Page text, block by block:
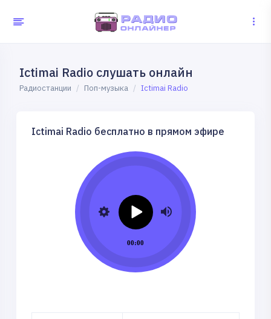
Ictimai Radio слушать онлайн
Радиостанции Поп-музыка Ictimai Radio
Ictimai Radio бесплатно в прямом эфире
00:00